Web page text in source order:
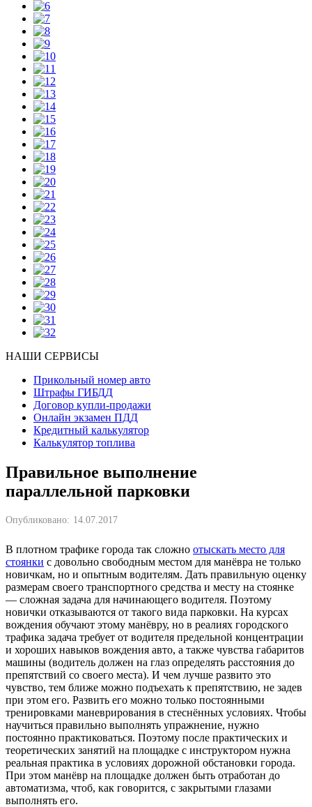
НАШИ СЕРВИСЫ
Прикольный номер авто
Штрафы ГИБДД
Договор купли-продажи
Онлайн экзамен ПДД
Кредитный калькулятор
Калькулятор топлива
Правильное выполнение
параллельной парковки
Опубликовано: 14.07.2017
В плотном трафике города так сложно отыскать место для
стоянки с довольно свободным местом для манёвра не только
новичкам, но и опытным водителям. Дать правильную оценку
размерам своего транспортного средства и месту на стоянке
— сложная задача для начинающего водителя. Поэтому
новички отказываются от такого вида парковки. На курсах
вождения обучают этому манёвру, но в реалиях городского
трафика задача требует от водителя предельной концентрации
и хороших навыков вождения авто, а также чувства габаритов
машины (водитель должен на глаз определять расстояния до
препятствий со своего места). И чем лучше развито это
чувство, тем ближе можно подъехать к препятствию, не задев
при этом его. Развить его можно только постоянными
тренировками маневрирования в стеснённых условиях. Чтобы
научиться правильно выполнять упражнение, нужно
постоянно практиковаться. Поэтому после практических и
теоретических занятий на площадке с инструктором нужна
реальная практика в условиях дорожной обстановки города.
При этом манёвр на площадке должен быть отработан до
автоматизма, чтоб, как говорится, с закрытыми глазами
выполнять его.